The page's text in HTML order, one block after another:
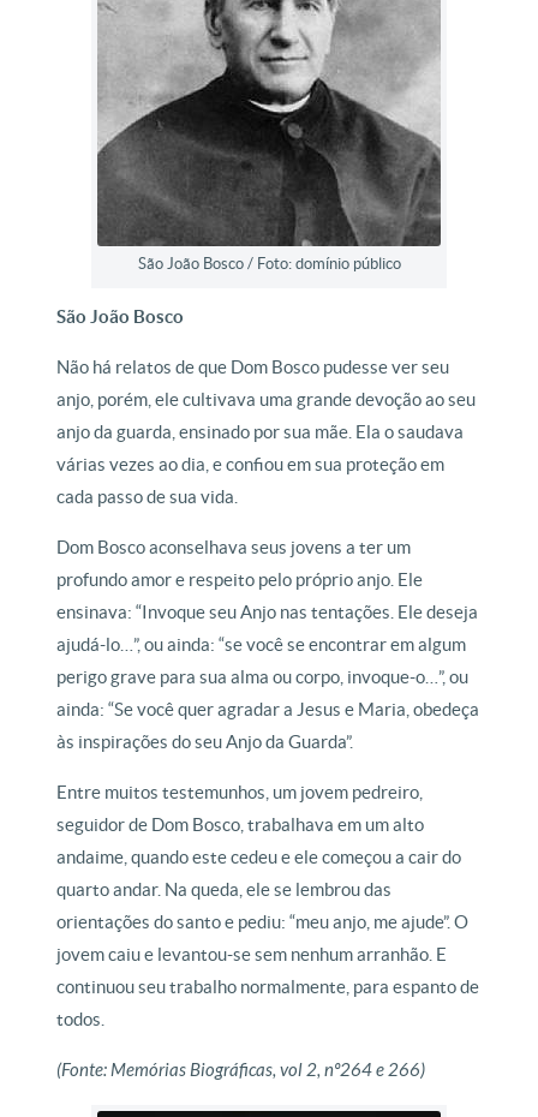
São João Bosco / Foto: domínio público
São João Bosco
Não há relatos de que Dom Bosco pudesse ver seu
anjo, porém, ele cultivava uma grande devoção ao seu
anjo da guarda, ensinado por sua mãe. Ela o saudava
várias vezes ao dia, e confiou em sua proteção em
cada passo de sua vida.
Dom Bosco aconselhava seus jovens a ter um
profundo amor e respeito pelo próprio anjo. Ele
ensinava: “Invoque seu Anjo nas tentações. Ele deseja
ajudá-lo…”, ou ainda: “se você se encontrar em algum
perigo grave para sua alma ou corpo, invoque-o…”, ou
ainda: “Se você quer agradar a Jesus e Maria, obedeça
às inspirações do seu Anjo da Guarda”.
Entre muitos testemunhos, um jovem pedreiro,
seguidor de Dom Bosco, trabalhava em um alto
andaime, quando este cedeu e ele começou a cair do
quarto andar. Na queda, ele se lembrou das
orientações do santo e pediu: “meu anjo, me ajude”. O
jovem caiu e levantou-se sem nenhum arranhão. E
continuou seu trabalho normalmente, para espanto de
todos.
(Fonte: Memórias Biográficas, vol 2, nº264 e 266)